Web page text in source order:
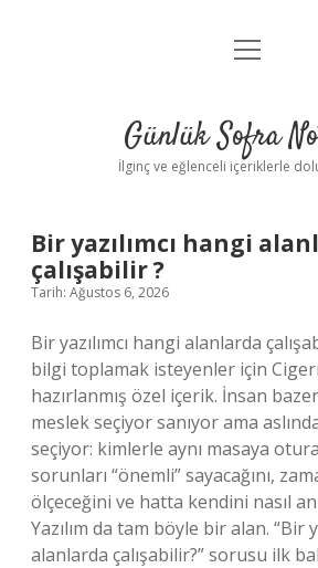
Anasayfa
Yasal Uyarı
menüyü
Günlük Sofra
İlginç ve eğlenceli içeriklerle
Günlük
Sofra
Notları
Yazılar
Bir yazılımcı hangi
çalışabilir ?
Tarih: Ağustos 6, 2026
Bir yazılımcı hangi alanlarda
bilgi toplamak isteyenler için
hazırlanmış özel içerik. İnsan
meslek seçiyor sanıyor ama
seçiyor: kimlerle aynı masaya
sorunları “önemli” sayacağını,
ölçeceğini ve hatta kendini nasıl
Yazılım da tam böyle bir alan. “Bir
alanlarda çalışabilir?” sorusu ilk